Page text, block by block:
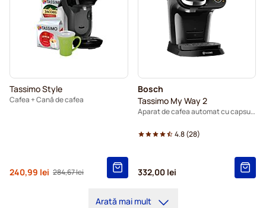
Tassimo Style
Cafea + Cană de cafea
Pret standard
284,67 lei
De la
240,99 lei
Bosch
Tassimo My Way 2
Aparat de cafea automat cu capsule - negru
4.8(28)
332,00 lei
Arată mai mult